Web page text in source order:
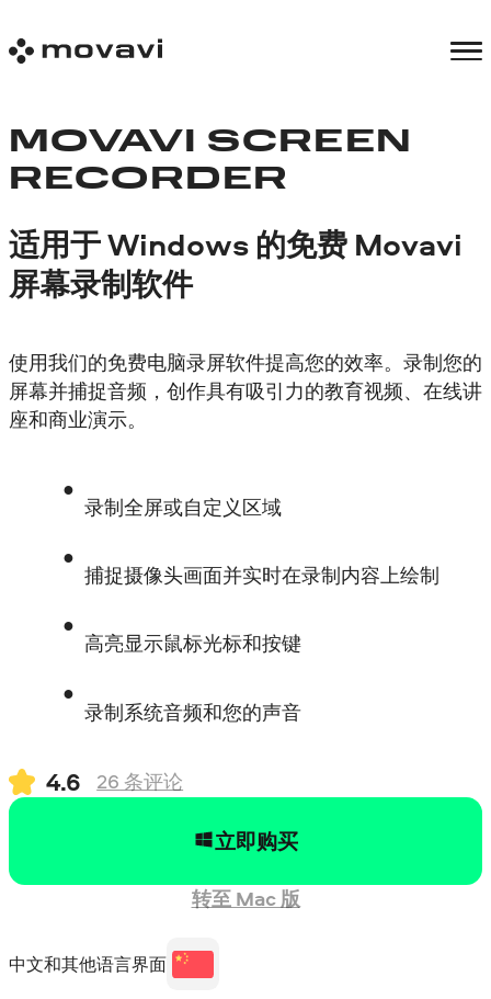
MOVAVI SCREEN
RECORDER
适用于 Windows 的免费 Movavi
屏幕录制软件
使用我们的免费电脑录屏软件提高您的效率。录制您的
屏幕并捕捉音频，创作具有吸引力的教育视频、在线讲
座和商业演示。
录制全屏或自定义区域
捕捉摄像头画面并实时在录制内容上绘制
高亮显示鼠标光标和按键
录制系统音频和您的声音
4.6 26 条评论
立即购买
转至 Mac 版
中文和其他语言界面